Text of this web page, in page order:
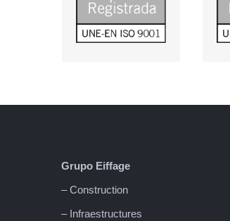
Grupo Eiffage
– Construction
– Infraestructures